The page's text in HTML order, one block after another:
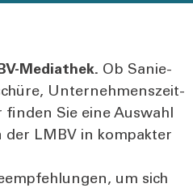
Media­thek. Ob Sanie­
Unter­neh­mens­zeit­
fin­den Sie eine Aus­wahl
LMBV in kom­pak­ter
um sich